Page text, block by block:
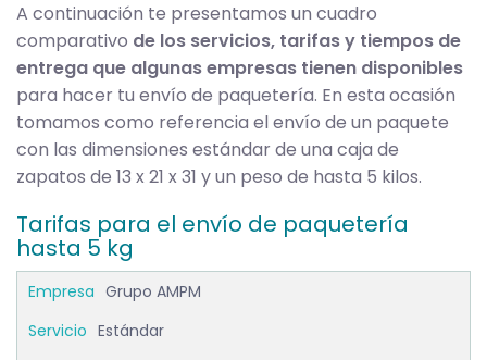
A continuación te presentamos un cuadro
comparativo de los servicios, tarifas y tiempos de
entrega que algunas empresas tienen disponibles
para hacer tu envío de paquetería. En esta ocasión
tomamos como referencia el envío de un paquete
con las dimensiones estándar de una caja de
zapatos de 13 x 21 x 31 y un peso de hasta 5 kilos.
Tarifas para el envío de paquetería
hasta 5 kg
Grupo AMPM
Estándar